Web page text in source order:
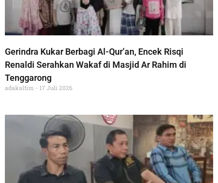
Gerindra Kukar Berbagi Al-Qur’an, Encek Risqi
Renaldi Serahkan Wakaf di Masjid Ar Rahim di
Tenggarong
adakaltim 17 Juli 2026